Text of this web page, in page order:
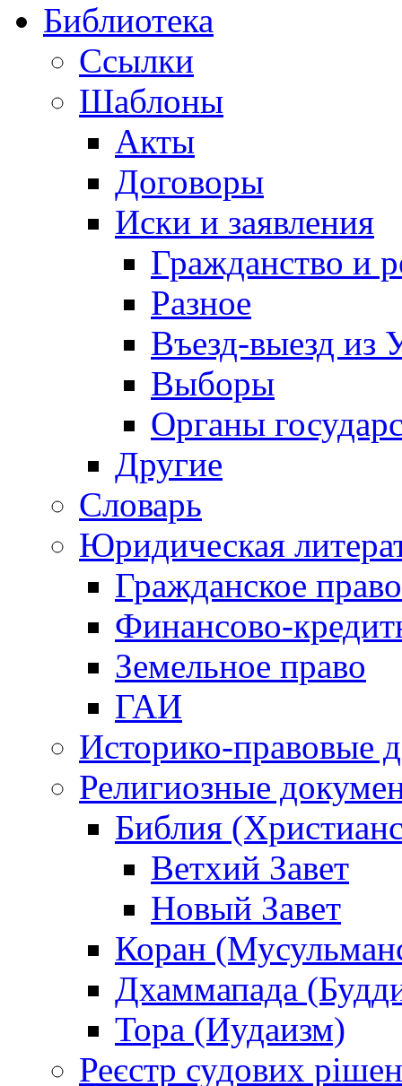
Библиотека
Ссылки
Шаблоны
Акты
Договоры
Иски и заявления
Гражданство и
Разное
Въезд-выезд из
Выборы
Органы
Другие
Словарь
Юридическая
Гражданское право
Финансово-
Земельное право
ГАИ
Историко-правовые
Религиозные
Библия
Ветхий Завет
Новый Завет
Коран
Дхаммапада
Тора (Иудаизм)
Реєстр судових